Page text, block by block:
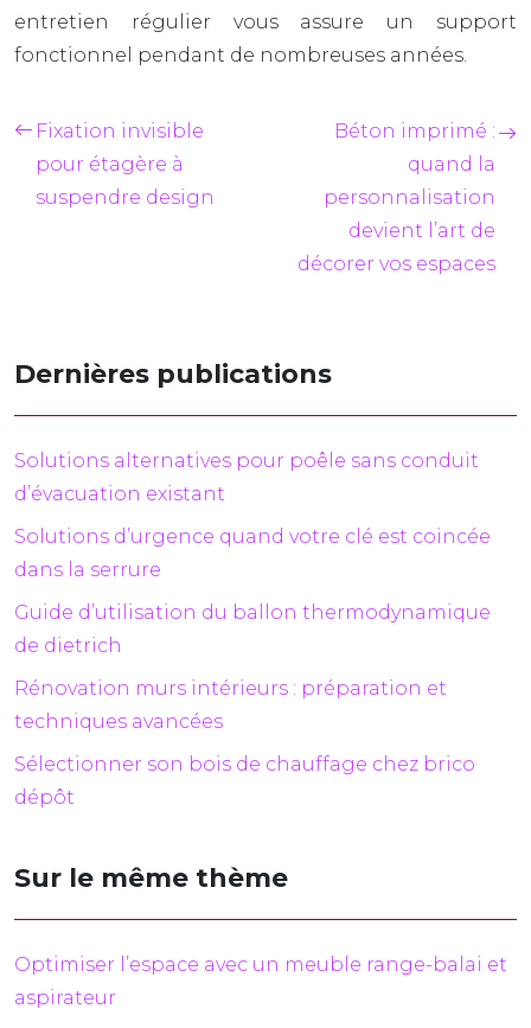
entretien régulier vous assure un support
fonctionnel pendant de nombreuses années.
Fixation invisible
pour étagère à
suspendre design
Béton imprimé :
quand la
personnalisation
devient l’art de
décorer vos espaces
Dernières publications
Solutions alternatives pour poêle sans conduit
d’évacuation existant
Solutions d’urgence quand votre clé est coincée
dans la serrure
Guide d’utilisation du ballon thermodynamique
de dietrich
Rénovation murs intérieurs : préparation et
techniques avancées
Sélectionner son bois de chauffage chez brico
dépôt
Sur le même thème
Optimiser l’espace avec un meuble range-balai et
aspirateur